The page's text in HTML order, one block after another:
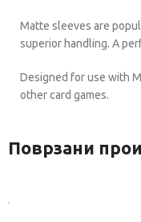
Matte sleeves are
superior handling. A
Designed for use with
other card games.
Поврзани